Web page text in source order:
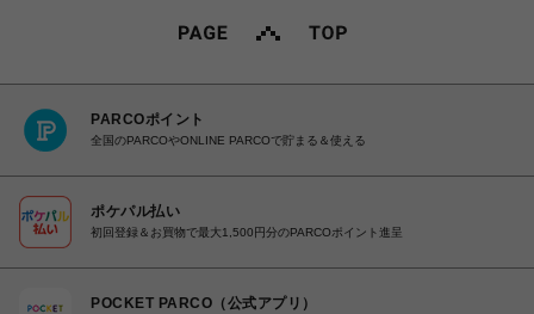
PARCOポイント
全国のPARCOやONLINE PARCOで貯まる＆使える
ポケパル払い
初回登録＆お買物で最大1,500円分のPARCOポイント進呈
POCKET PARCO（公式アプリ）